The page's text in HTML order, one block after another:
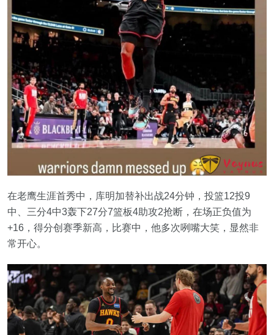
在老鹰生涯首秀中，库明加替补出战24分钟，投篮12投9
中、三分4中3轰下27分7篮板4助攻2抢断，在场正负值为
+16，得分创赛季新高，比赛中，他多次咧嘴大笑，显然非
常开心。